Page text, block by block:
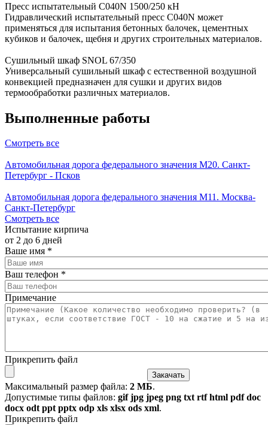
Пресс испытательный C040N 1500/250 кН
Гидравлический испытательный пресс С040N может
применяться для испытания бетонных балочек, цементных
кубиков и балочек, щебня и других строительных материалов.
Сушильный шкаф SNOL 67/350
Универсальный сушильный шкаф с естественной воздушной
конвекцией предназначен для сушки и других видов
термообработки различных материалов.
Выполненные работы
Смотреть все
Автомобильная дорога федерального значения М20. Санкт-
Петербург - Псков
Автомобильная дорога федерального значения М11. Москва-
Санкт-Петербург
Смотреть все
Испытание кирпича
от 2 до 6 дней
Ваше имя *
Ваш телефон *
Примечание
Прикрепить файл
Максимальный размер файла: 2 МБ.
Допустимые типы файлов: gif jpg jpeg png txt rtf html pdf doc
docx odt ppt pptx odp xls xlsx ods xml.
Прикрепить файл